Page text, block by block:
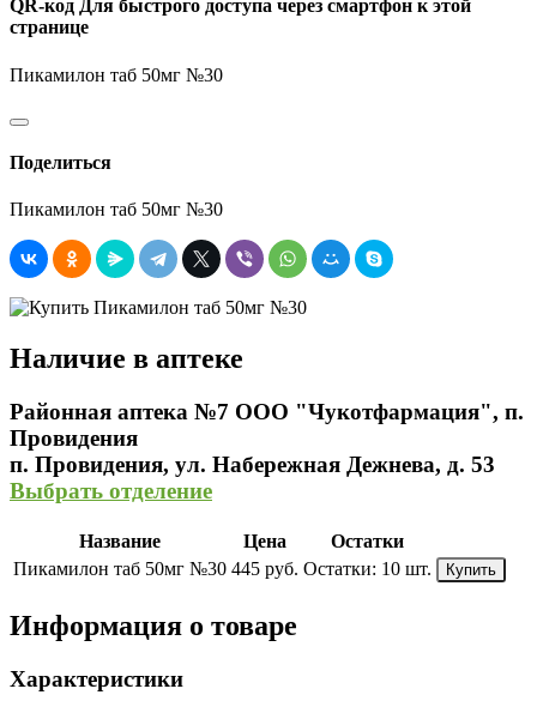
QR-код Для быстрого доступа через смартфон к этой
странице
Пикамилон таб 50мг №30
Поделиться
Пикамилон таб 50мг №30
Наличие в аптеке
Районная аптека №7 ООО "Чукотфармация", п.
Провидения
п. Провидения, ул. Набережная Дежнева, д. 53
Выбрать отделение
Название Цена
Остатки
Пикамилон таб 50мг №30 445 руб. Остатки: 10 шт. Купить
Информация о товаре
Характеристики